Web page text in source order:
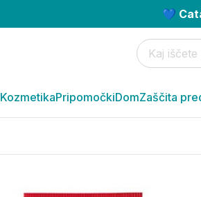
💙
KozmetikaPripomočkiDomZaščita